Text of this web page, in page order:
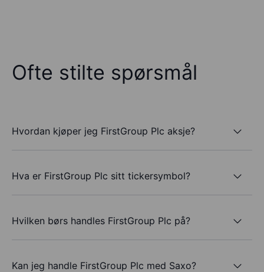
Ofte stilte spørsmål
Hvordan kjøper jeg FirstGroup Plc aksje?
Hva er FirstGroup Plc sitt tickersymbol?
Hvilken børs handles FirstGroup Plc på?
Kan jeg handle FirstGroup Plc med Saxo?